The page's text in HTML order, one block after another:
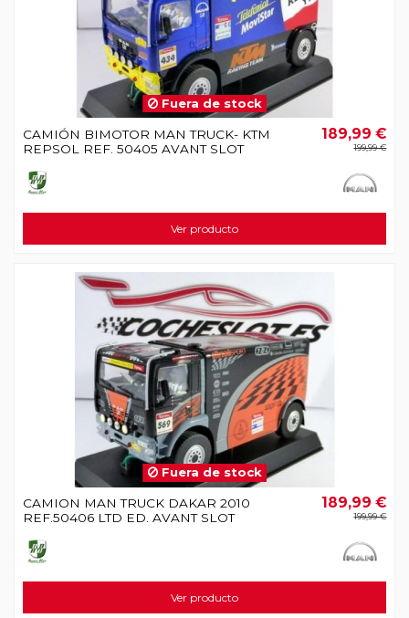
Fuera de stock
CAMIÓN BIMOTOR MAN TRUCK- KTM
REPSOL REF. 50405 AVANT SLOT
189,99 €
199,99 €
Ver producto
Fuera de stock
CAMION MAN TRUCK DAKAR 2010
REF.50406 LTD ED. AVANT SLOT
189,99 €
199,99 €
Ver producto